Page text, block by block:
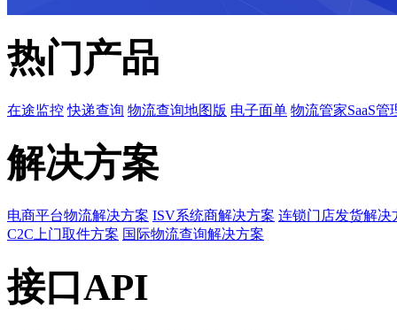
热门产品
在途监控 快递查询 物流查询地图版 电子面单 物流管家SaaS管
解决方案
电商平台物流解决方案 ISV系统商解决方案 连锁门店发货解决
C2C上门取件方案 国际物流查询解决方案
接口API